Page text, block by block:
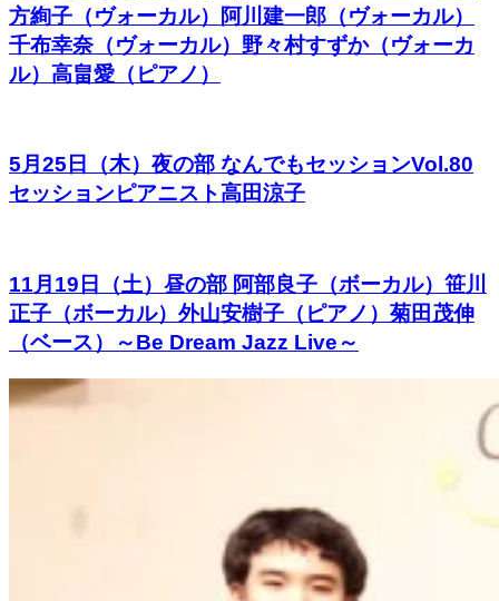
方絢子（ヴォーカル）阿川建一郎（ヴォーカル）
千布幸奈（ヴォーカル）野々村すずか（ヴォーカ
ル）高畠愛（ピアノ）
5月25日（木）夜の部 なんでもセッションVol.80
セッションピアニスト高田涼子
11月19日（土）昼の部 阿部良子（ボーカル）笹川
正子（ボーカル）外山安樹子（ピアノ）菊田茂伸
（ベース）～Be Dream Jazz Live～